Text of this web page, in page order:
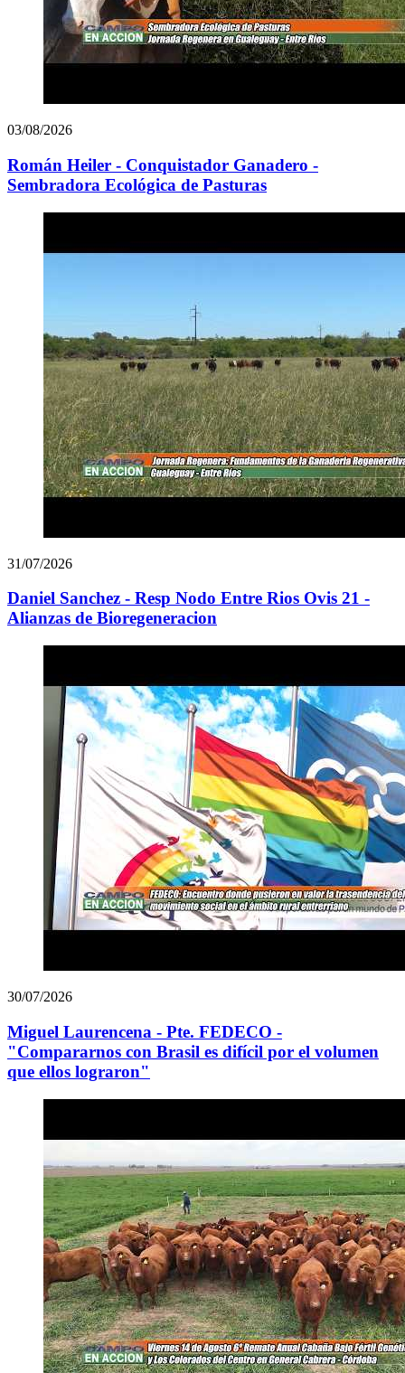
03/08/2026
Román Heiler - Conquistador Ganadero -
Sembradora Ecológica de Pasturas
31/07/2026
Daniel Sanchez - Resp Nodo Entre Rios Ovis 21 -
Alianzas de Bioregeneracion
30/07/2026
Miguel Laurencena - Pte. FEDECO -
"Compararnos con Brasil es difícil por el volumen
que ellos lograron"